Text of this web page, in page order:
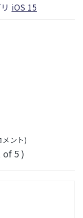
iOS 15
メント)
5 )